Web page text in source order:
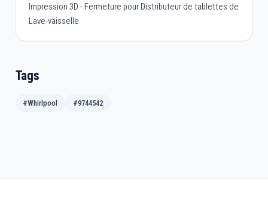
Impression 3D - Fermeture pour Distributeur de tablettes de
Lave-vaisselle
Tags
#Whirlpool #9744542